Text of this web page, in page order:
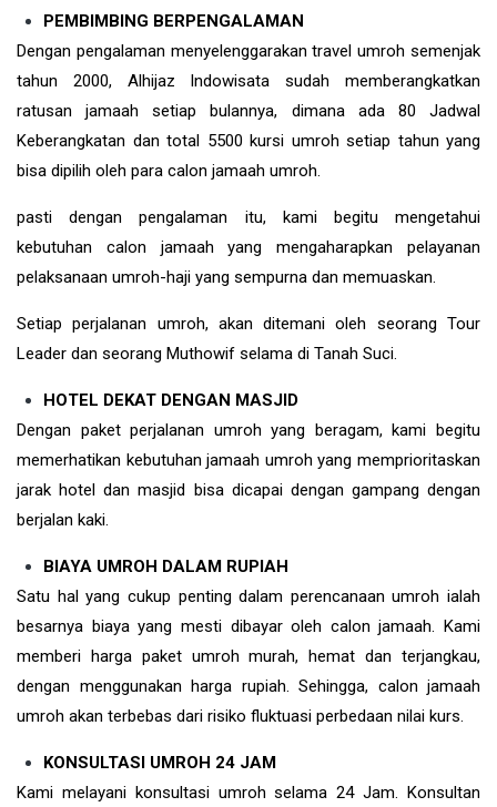
PEMBIMBING BERPENGALAMAN
Dengan pengalaman menyelenggarakan travel umroh semenjak
tahun 2000, Alhijaz Indowisata sudah memberangkatkan
ratusan jamaah setiap bulannya, dimana ada 80 Jadwal
Keberangkatan dan total 5500 kursi umroh setiap tahun yang
bisa dipilih oleh para calon jamaah umroh.
pasti dengan pengalaman itu, kami begitu mengetahui
kebutuhan calon jamaah yang mengaharapkan pelayanan
pelaksanaan umroh-haji yang sempurna dan memuaskan.
Setiap perjalanan umroh, akan ditemani oleh seorang Tour
Leader dan seorang Muthowif selama di Tanah Suci.
HOTEL DEKAT DENGAN MASJID
Dengan paket perjalanan umroh yang beragam, kami begitu
memerhatikan kebutuhan jamaah umroh yang memprioritaskan
jarak hotel dan masjid bisa dicapai dengan gampang dengan
berjalan kaki.
BIAYA UMROH DALAM RUPIAH
Satu hal yang cukup penting dalam perencanaan umroh ialah
besarnya biaya yang mesti dibayar oleh calon jamaah. Kami
memberi harga paket umroh murah, hemat dan terjangkau,
dengan menggunakan harga rupiah. Sehingga, calon jamaah
umroh akan terbebas dari risiko fluktuasi perbedaan nilai kurs.
KONSULTASI UMROH 24 JAM
Kami melayani konsultasi umroh selama 24 Jam. Konsultan